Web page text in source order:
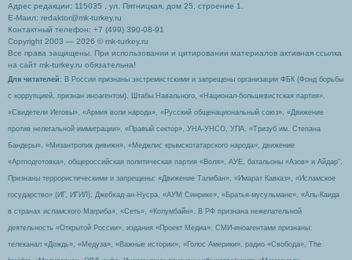
Адрес редакции: 115035 , ул. Пятницкая, дом 25, строение 1.
Е-Маил: redaktor@mk-turkey.ru
Контактный телефон: +7 (499) 390-08-91
Copyright 2003 — 2026 © mk-turkey.ru
Все права защищены. При использовании и цитировании материалов активная ссылка
на сайт mk-turkey.ru обязательна!
Для читателей : В России признаны экстремистскими и запрещены организации ФБК (Фонд борьбы
с коррупцией, признан иноагентом), Штабы Навального, «Национал-большевистская партия»,
«Свидетели Иеговы», «Армия воли народа», «Русский общенациональный союз», «Движение
против нелегальной иммиграции», «Правый сектор», УНА-УНСО, УПА, «Тризуб им. Степана
Бандеры», «Мизантропик дивижн», «Меджлис крымскотатарского народа», движение
«Артподготовка», общероссийская политическая партия «Воля», АУЕ, батальоны «Азов» и Айдар″.
Признаны террористическими и запрещены: «Движение Талибан», «Имарат Кавказ», «Исламское
государство» (ИГ, ИГИЛ), Джебхад-ан-Нусра, «АУМ Синрике», «Братья-мусульмане», «Аль-Каида
в странах исламского Магриба», «Сеть», «Колумбайн». В РФ признана нежелательной
деятельность «Открытой России», издания «Проект Медиа». СМИ-иноагентами признаны:
телеканал «Дождь», «Медуза», «Важные истории», «Голос Америки», радио «Свобода», The